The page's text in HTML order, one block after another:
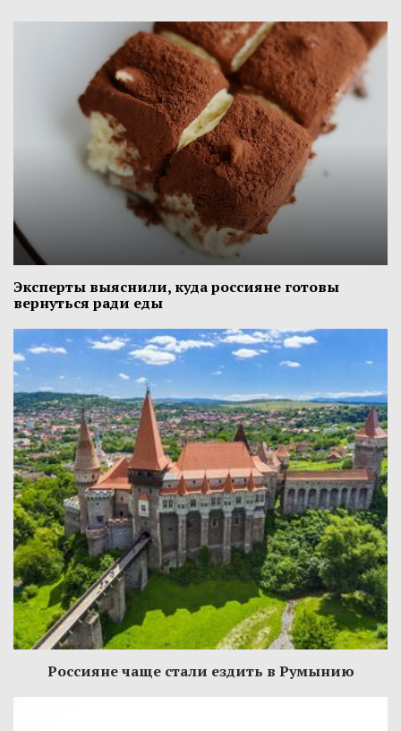
Эксперты выяснили, куда россияне готовы
вернуться ради еды
Россияне чаще стали ездить в Румынию